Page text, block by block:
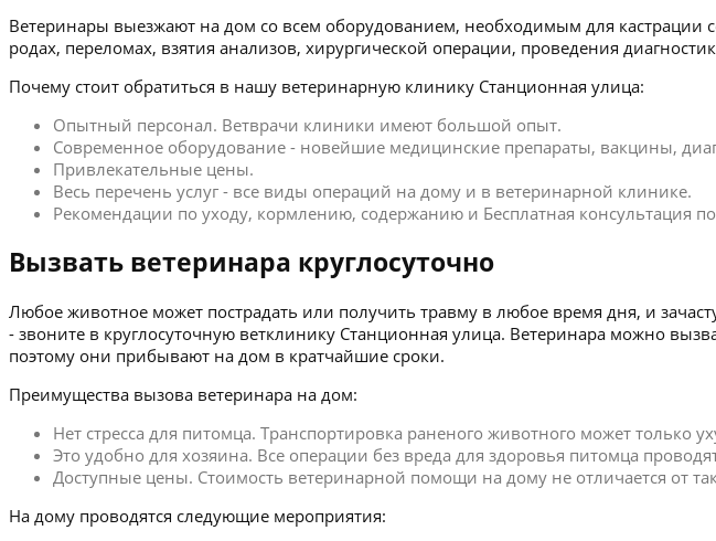
Ветеринары выезжают на дом со всем оборудованием, необходимым для кастрации
родах, переломах, взятия анализов, хирургической операции, проведения
Почему стоит обратиться в нашу ветеринарную клинику Станционная улица:
Опытный персонал. Ветврачи клиники имеют большой опыт.
Современное оборудование - новейшие медицинские препараты, вакцины,
Привлекательные цены.
Весь перечень услуг - все виды операций на дому и в ветеринарной клинике.
Рекомендации по уходу, кормлению, содержанию и Бесплатная консультация
Вызвать ветеринара круглосуточно
Любое животное может пострадать или получить травму в любое время дня, и
- звоните в круглосуточную ветклинику Станционная улица. Ветеринара можно
поэтому они прибывают на дом в кратчайшие сроки.
Преимущества вызова ветеринара на дом:
Нет стресса для питомца. Транспортировка раненого животного может
Это удобно для хозяина. Все операции без вреда для здоровья питомца
Доступные цены. Стоимость ветеринарной помощи на дому не отличается от
На дому проводятся следующие мероприятия: